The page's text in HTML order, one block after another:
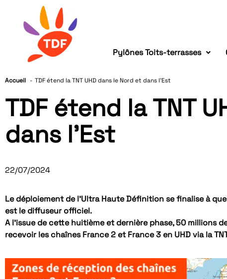
Pylônes Toits-terrasses
Accueil TDF étend la TNT UHD dans le Nord et dans l’Est
TDF étend la TNT
dans l’Est
22/07/2024
Le déploiement de l’Ultra Haute Définition se finalise à
est le diffuseur officiel.
A l’issue de cette huitième et dernière phase, 50 millions
recevoir les chaînes France 2 et France 3 en UHD via la